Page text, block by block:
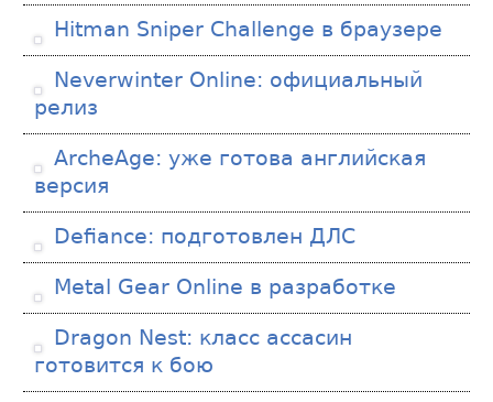
Hitman Sniper Challenge в браузере
Neverwinter Online: официальный
релиз
ArcheAge: уже готова английская
версия
Defiance: подготовлен ДЛС
Metal Gear Online в разработке
Dragon Nest: класс ассасин
готовится к бою